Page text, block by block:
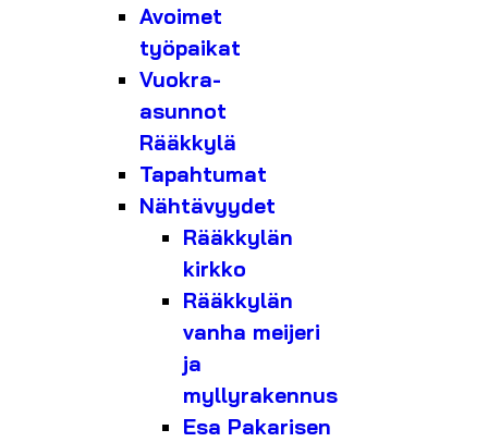
Avoimet
työpaikat
Vuokra-
asunnot
Rääkkylä
Tapahtumat
Nähtävyydet
Rääkkylän
kirkko
Rääkkylän
vanha meijeri
ja
myllyrakennus
Esa Pakarisen